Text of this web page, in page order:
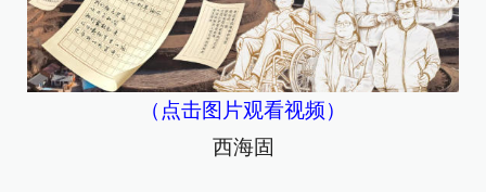
（点击图片观看视频）
西海固